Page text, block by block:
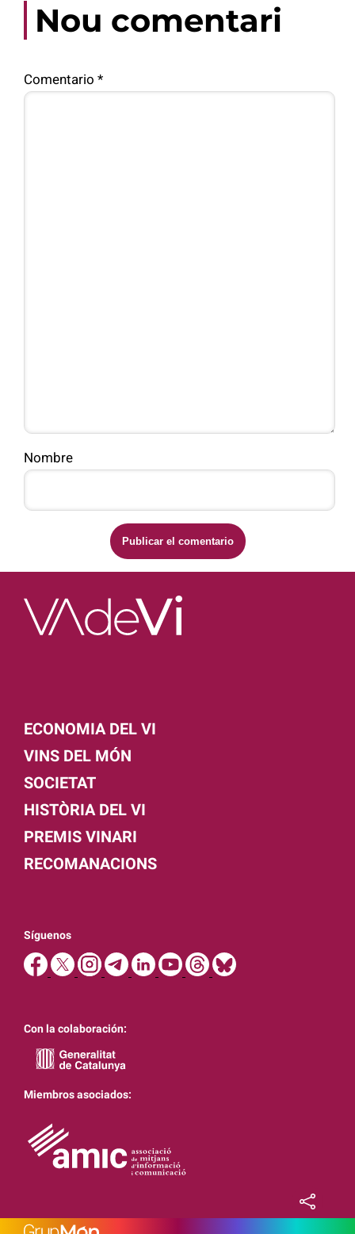
Nou comentari
Comentario *
Nombre
ECONOMIA DEL VI
VINS DEL MÓN
SOCIETAT
HISTÒRIA DEL VI
PREMIS VINARI
RECOMANACIONS
Síguenos
Con la colaboración:
Miembros asociados: